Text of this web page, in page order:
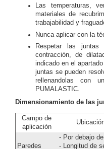
Las temperaturas,
materiales de
trabajabilidad y
Nunca aplicar con la
Respetar las juntas
contracción, de
indicado en el
juntas se pueden
rellenandolas con
PUMALASTIC.
Dimensionamiento de las
Campo de
aplicación
Paredes
- Por debajo
- Longitud de